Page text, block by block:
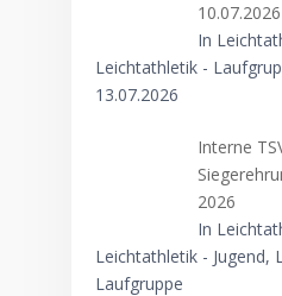
10.07.2026
In
Leichtathletik -
13.07.2026
Interne
2026
In
Leichtathletik - Jugend,
Laufgruppe